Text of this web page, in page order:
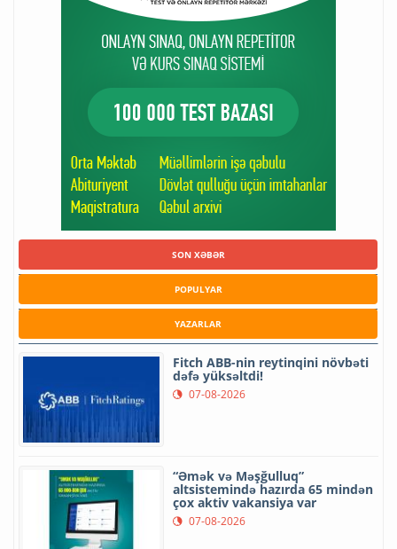
SON XƏBƏR
POPULYAR
YAZARLAR
Fitch ABB-nin reytinqini növbəti
dəfə yüksəltdi!
07-08-2026
“Əmək və Məşğulluq”
altsistemində hazırda 65 mindən
çox aktiv vakansiya var
07-08-2026